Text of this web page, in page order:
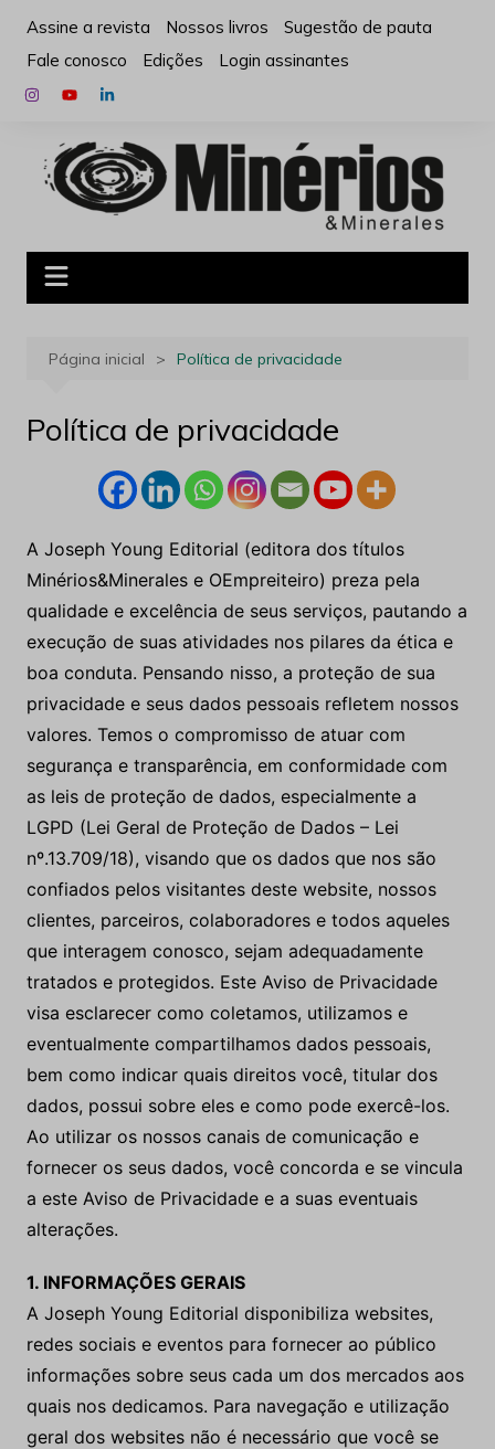
para
conteúdo
Assine a revista Nossos livros
Sugestão de pauta
Fale conosco
Edições Login assinantes
Página inicial Política de privacidade
Política de privacidade
A Joseph Young Editorial (editora dos títulos
Minérios&Minerales e OEmpreiteiro) preza pela
qualidade e excelência de seus serviços, pautando a
execução de suas atividades nos pilares da ética e
boa conduta. Pensando nisso, a proteção de sua
privacidade e seus dados pessoais refletem nossos
valores. Temos o compromisso de atuar com
segurança e transparência, em conformidade com
as leis de proteção de dados, especialmente a
LGPD (Lei Geral de Proteção de Dados – Lei
nº.13.709/18), visando que os dados que nos são
confiados pelos visitantes deste website, nossos
clientes, parceiros, colaboradores e todos aqueles
que interagem conosco, sejam adequadamente
tratados e protegidos. Este Aviso de Privacidade
visa esclarecer como coletamos, utilizamos e
eventualmente compartilhamos dados pessoais,
bem como indicar quais direitos você, titular dos
dados, possui sobre eles e como pode exercê-los.
Ao utilizar os nossos canais de comunicação e
fornecer os seus dados, você concorda e se vincula
a este Aviso de Privacidade e a suas eventuais
alterações.
1. INFORMAÇÕES GERAIS
A Joseph Young Editorial disponibiliza websites,
redes sociais e eventos para fornecer ao público
informações sobre seus cada um dos mercados aos
quais nos dedicamos. Para navegação e utilização
geral dos websites não é necessário que você se